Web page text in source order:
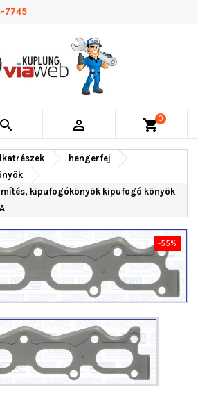
7745
  shopping_cart0
hengerfej
kipufogókönyök kipufogó könyök
-55%